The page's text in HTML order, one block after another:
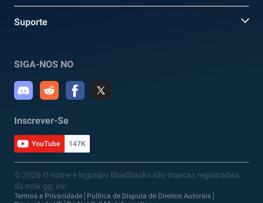
Suporte
SIGA-NOS NO
Inscrever-Se
YouTube 147K
© 2026 O nome e logotipo BlueStacks são marcas registradas
da now.gg, inc
Termos e Privacidade
Política de Disputa de Direitos Autorais